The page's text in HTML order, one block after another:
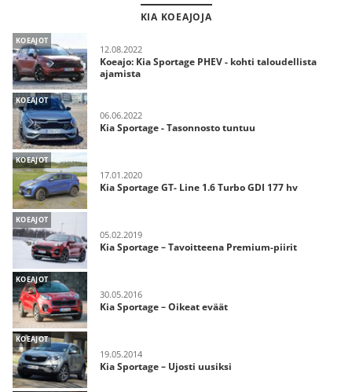
KIA KOEAJOJA
KOEAJOT
12.08.2022
Koeajo: Kia Sportage PHEV - kohti taloudellista
ajamista
KOEAJOT
06.06.2022
Kia Sportage - Tasonnosto tuntuu
KOEAJOT
17.01.2020
Kia Sportage GT- Line 1.6 Turbo GDI 177 hv
KOEAJOT
05.02.2019
Kia Sportage – Tavoitteena Premium-piirit
KOEAJOT
30.05.2016
Kia Sportage – Oikeat eväät
KOEAJOT
19.05.2014
Kia Sportage – Ujosti uusiksi